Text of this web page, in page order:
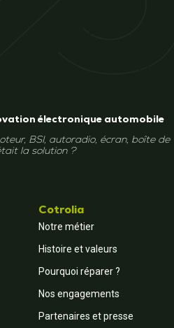
électronique automobile
BSI, autoradio, écran, boîte de
la solution ?
Cotrolia
Notre métier
Histoire et valeurs
Pourquoi réparer ?
Nos engagements
Partenaires et presse